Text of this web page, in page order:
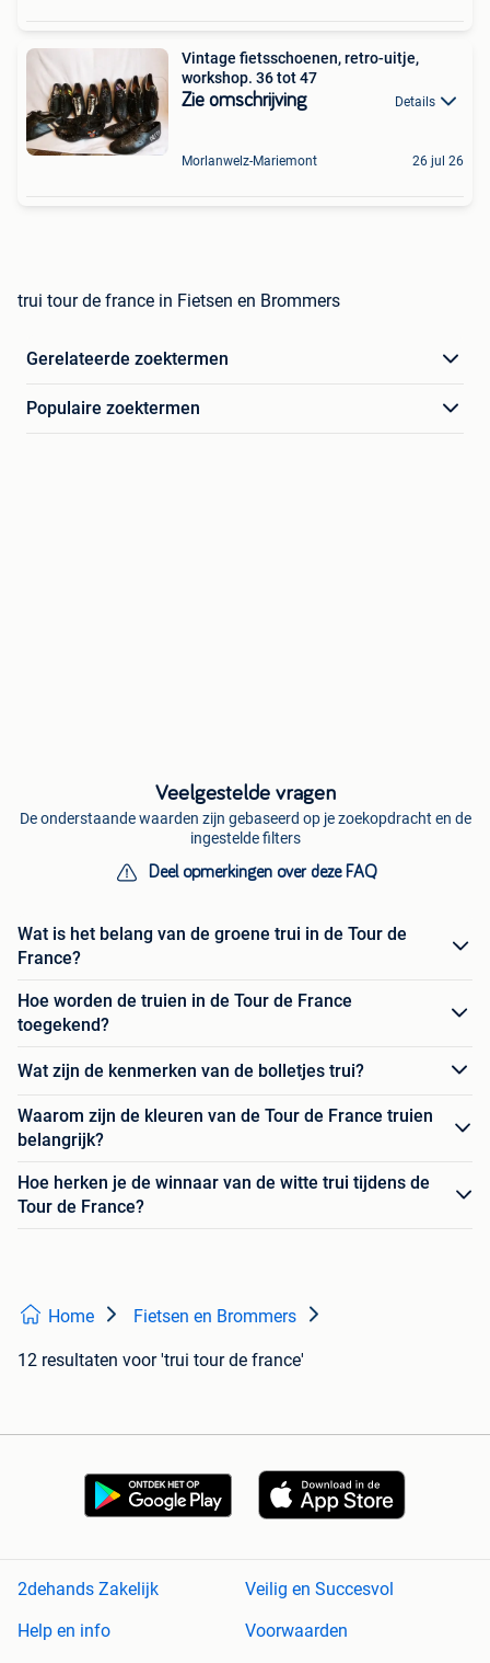
Vintage fietsschoenen, retro-uitje,
workshop. 36 tot 47
Zie omschrijving Details
Morlanwelz-Mariemont 26 jul 26
trui tour de france in Fietsen en Brommers
Gerelateerde zoektermen
Populaire zoektermen
Veelgestelde vragen
De onderstaande waarden zijn gebaseerd op je zoekopdracht en de
ingestelde filters
Deel opmerkingen over deze FAQ
Wat is het belang van de groene trui in de Tour de
France?
Hoe worden de truien in de Tour de France
toegekend?
Wat zijn de kenmerken van de bolletjes trui?
Waarom zijn de kleuren van de Tour de France truien
belangrijk?
Hoe herken je de winnaar van de witte trui tijdens de
Tour de France?
Home Fietsen en Brommers
12 resultaten voor 'trui tour de france'
2dehands Zakelijk
Veilig en Succesvol
Help en info
Voorwaarden